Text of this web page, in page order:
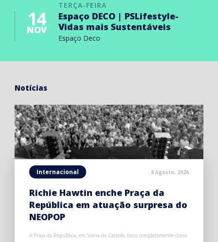
TERÇA-FEIRA
14
NOV
Espaço DECO | PSLifestyle-
Vidas mais Sustentáveis
Espaço Deco
Notícias
Internacional 8 Agosto, 2026
Richie Hawtin enche Praça da
República em atuação surpresa do
NEOPOP
A Praça da República, em Viana do Castelo, ficou completamente cheia